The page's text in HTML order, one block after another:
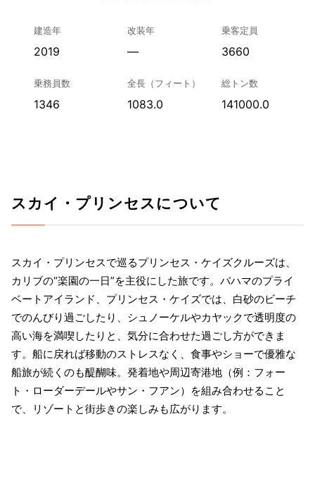
建造年
2019
改装年
—
乗客定員
3660
乗務員数
1346
全長（フィート）
1083.0
総トン数
141000.0
スカイ・プリンセスについて
スカイ・プリンセスで巡るプリンセス・ケイズクルーズは、
カリブの“楽園の一日”を主役にした旅です。バハマのプライ
ベートアイランド、プリンセス・ケイズでは、白砂のビーチ
でのんびり過ごしたり、シュノーケルやカヤックで透明度の
高い海を満喫したりと、気分に合わせた過ごし方ができま
す。船に戻れば移動のストレスなく、食事やショーで優雅な
船旅が続くのも醍醐味。発着地や周辺寄港地（例：フォー
ト・ローダーデールやサン・フアン）を組み合わせること
で、リゾートと街歩きの楽しみも広がります。